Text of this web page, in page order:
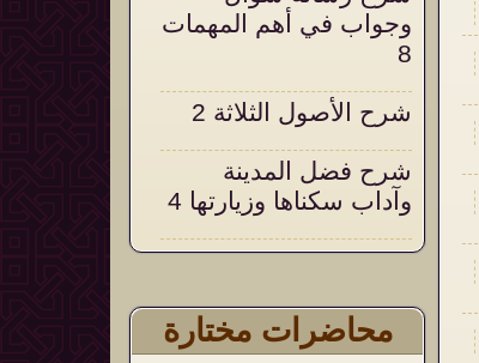
وجواب في أهم المهمات
8
شرح الأصول الثلاثة 2
شرح فضل المدينة
وآداب سكناها وزيارتها 4
شرح التحقيق والإيضاح
التعليق على التنبيهات
محاضرات مختارة